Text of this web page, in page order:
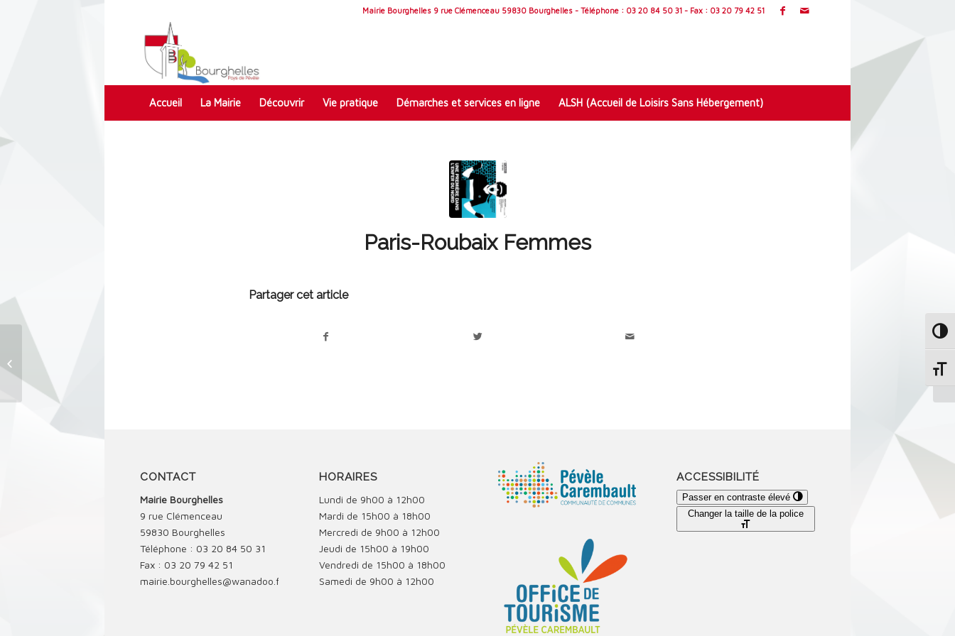
Mairie Bourghelles 9 rue Clémenceau 59830 Bourghelles - Téléphone : 03 20 84 50 31 - Fax : 03 20 79 42 51
Accueil La Mairie Découvrir Vie pratique Démarches et services en ligne ALSH (Accueil de Loisirs Sans Hébergement)
Paris-Roubaix Femmes
Partager cet article
CONTACT
Mairie Bourghelles
9 rue Clémenceau
59830 Bourghelles
Téléphone : 03 20 84 50 31
Fax : 03 20 79 42 51
mairie.bourghelles@wanadoo.fr
HORAIRES
Lundi de 9h00 à 12h00
Mardi de 15h00 à 18h00
Mercredi de 9h00 à 12h00
Jeudi de 15h00 à 19h00
Vendredi de 15h00 à 18h00
Samedi de 9h00 à 12h00
ACCESSIBILITÉ
Passer en contraste élevé
Changer la taille de la police
FORUM DES
ASSOCIATIONS